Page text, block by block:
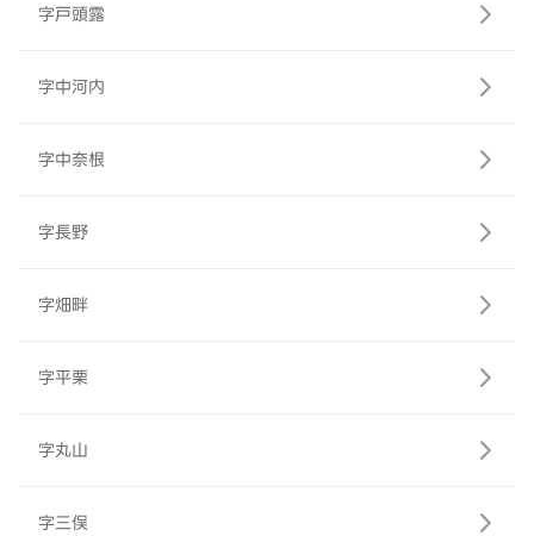
字戸頭露
字中河内
字中奈根
字長野
字畑畔
字平栗
字丸山
字三俣